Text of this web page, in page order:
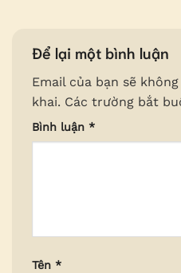
Để lại một bình luận
Email của bạn sẽ
khai. Các trường bắt
Bình luận *
Tên *